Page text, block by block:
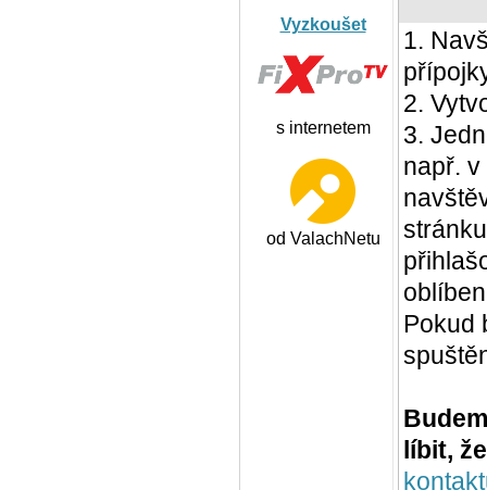
Vyzkoušet
s internetem
od ValachNetu
1.
2.
3.
např.
Pokud
líbit,